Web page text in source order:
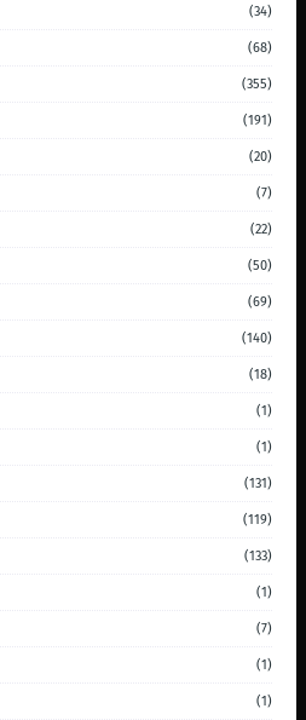
(34)
(68)
(355)
(191)
(20)
(7)
(22)
(50)
(69)
(140)
(18)
(1)
(1)
(131)
(119)
(133)
(1)
(7)
(1)
(1)